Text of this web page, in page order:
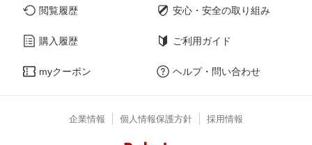
閲覧履歴
購入履歴
myクーポン
安心・安全の取り組み
ご利用ガイド
ヘルプ・問い合わせ
企業情報 個人情報保護方針 採用情報